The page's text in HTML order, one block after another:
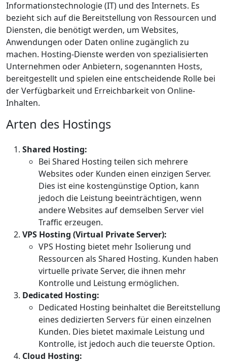
Informationstechnologie (IT) und des Internets. Es
bezieht sich auf die Bereitstellung von Ressourcen und
Diensten, die benötigt werden, um Websites,
Anwendungen oder Daten online zugänglich zu
machen. Hosting-Dienste werden von spezialisierten
Unternehmen oder Anbietern, sogenannten Hosts,
bereitgestellt und spielen eine entscheidende Rolle bei
der Verfügbarkeit und Erreichbarkeit von Online-
Inhalten.
Arten des Hostings
Shared Hosting:
Bei Shared Hosting teilen sich mehrere
Websites oder Kunden einen einzigen Server.
Dies ist eine kostengünstige Option, kann
jedoch die Leistung beeinträchtigen, wenn
andere Websites auf demselben Server viel
Traffic erzeugen.
VPS Hosting (Virtual Private Server):
VPS Hosting bietet mehr Isolierung und
Ressourcen als Shared Hosting. Kunden haben
virtuelle private Server, die ihnen mehr
Kontrolle und Leistung ermöglichen.
Dedicated Hosting:
Dedicated Hosting beinhaltet die Bereitstellung
eines dedizierten Servers für einen einzelnen
Kunden. Dies bietet maximale Leistung und
Kontrolle, ist jedoch auch die teuerste Option.
Cloud Hosting: